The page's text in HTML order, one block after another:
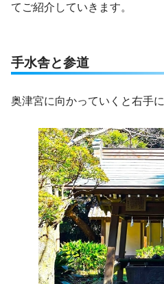
てご紹介していきます。
手水舎と参道
奥津宮に向かっていくと右手に